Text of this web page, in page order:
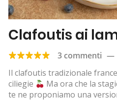
Clafoutis ai
3 commenti —
Il clafoutis tradizionale
ciliegie
Ma ora che la
te ne proponiamo una